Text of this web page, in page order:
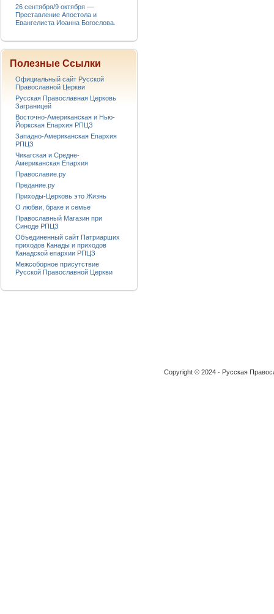
26 сентября/9 октября —
Преставление Апостола и
Евангелиста Иоанна Богослова.
Полезные Ссылки
Официальный сайт Русской
Православной Церкви
Русская Православная Церковь
Заграницей
Восточно-Американская и Нью-
Йоркская Епархия РПЦЗ
Западно-Американская Епархия
РПЦЗ
Чикагская и Средне-
Американская Епархия
Православие.ру
Предание.ру
Приходы-Церковь это Жизнь
О любви, браке и семье
Православный Магазин при
Синоде РПЦЗ
Объединенный сайт Патриарших
приходов Канады и приходов
Канадской епархии РПЦЗ
Межсоборное присутствие
Русской Православной Церкви
Copyright © 2024 - Русская